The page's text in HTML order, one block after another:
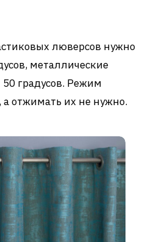
люверсов нужно
металлические
градусов. Режим
отжимать их не нужно.